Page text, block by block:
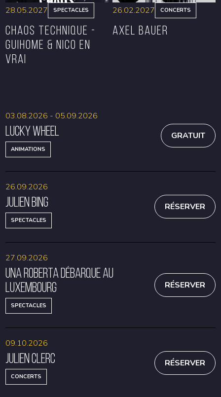
28.05.2027 SPECTACLES
CHAOS TECHNIQUE -
GUIHOME & NICO EN
VRAI
26.02.2027 CONCERTS
Axel Bauer
Lucky Wheel
ANIMATIONS
03.08.2026 - 05.09.2026
GRATUIT
Julien Bing
SPECTACLES
26.09.2026
RÉSERVER
Una Roberta débarque au
Luxembourg
SPECTACLES
27.09.2026
RÉSERVER
Julien Clerc
CONCERTS
09.10.2026
RÉSERVER